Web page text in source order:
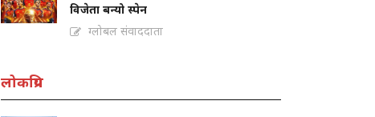
विजेता बन्यो स्पेन
ग्लोबल संवाददाता
लोकप्रिय